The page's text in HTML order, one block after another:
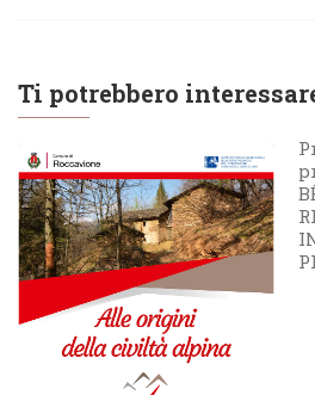
Ti potrebbero